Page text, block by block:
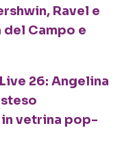
Ravel e
del Campo e
26: Angelina
vetrina pop-